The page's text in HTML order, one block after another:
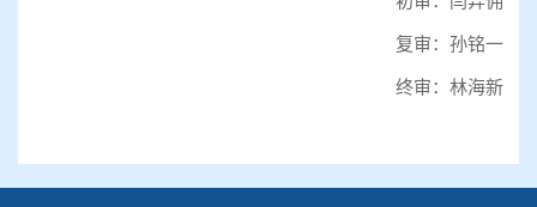
复审：孙铭一
终审：林海新